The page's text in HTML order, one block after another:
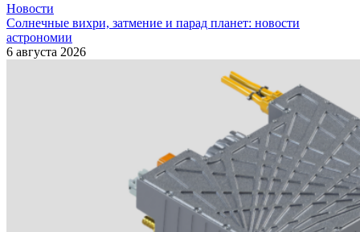
Новости
Солнечные вихри, затмение и парад планет: новости
астрономии
6 августа 2026